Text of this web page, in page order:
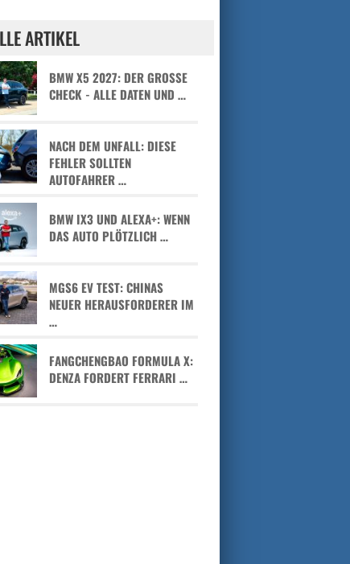
ARTIKEL
BMW X5 2027: DER GROSSE C
HECK - ALLE DATEN UND …
NACH DEM UNFALL: DIESE
FEHLER SOLLTEN
AUTOFAHRER …
BMW IX3 UND ALEXA+: WENN
DAS AUTO PLÖTZLICH …
MGS6 EV TEST: CHINAS
NEUER HERAUSFORDERER IM
…
FANGCHENGBAO FORMULA X:
DENZA FORDERT FERRARI …